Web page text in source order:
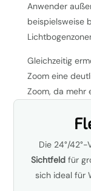
Anwender
beispielsweise
Gleichzeitig
Zoom eine
Zoom, da mehr
Die 24°/
Sichtfeld für
sich ideal für